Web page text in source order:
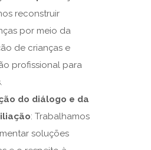
reconstruir
por meio da
de crianças e
profissional para
do diálogo e da
: Trabalhamos
soluções